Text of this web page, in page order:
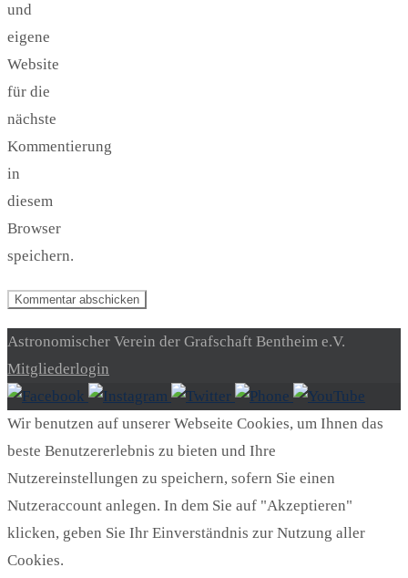
und
eigene
Website
für die
nächste
Kommentierung
in
diesem
Browser
speichern.
Astronomischer Verein der Grafschaft Bentheim e.V.
Mitgliederlogin
Wir benutzen auf unserer Webseite Cookies, um Ihnen das
beste Benutzererlebnis zu bieten und Ihre
Nutzereinstellungen zu speichern, sofern Sie einen
Nutzeraccount anlegen. In dem Sie auf "Akzeptieren"
klicken, geben Sie Ihr Einverständnis zur Nutzung aller
Cookies.